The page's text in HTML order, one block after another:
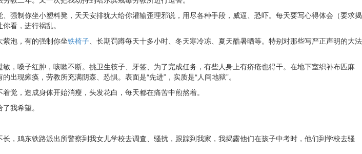
强制你坐小塑料凳，天天安排犹大给你灌输歪理邪说，用尽各种手段，威逼、恐吓。每天要写心得体会（要求揭
看，进行祸乱。
泡，有的强制你坐铁椅子、长期罚蹲每天十多小时、冬天寒冷冻、夏天酷暑晒等。特别对那些写严正声明的大法
，嗓子红肿，咳嗽不断。挑卫生筷子、牙签、为了完成任务，有些人身上有疥疮也得干。在地下室织补布匹麻
现瘫痪，劳教所充满阴森、恐惧。表面是“先进”，实质是“人间地狱”。
觉，造成身体开始消瘦，头发花白，每天都在痛苦中煎熬着。
我希望。
，鸡东铁路派出所警察到我女儿学校去调查、骚扰，跟踪到我家，我揭露他们在孩子中考时，他们到学校去骚